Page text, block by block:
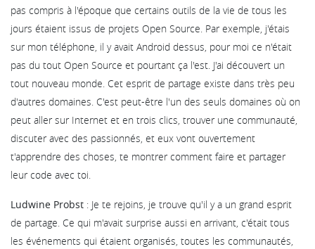
pas compris à l'époque que certains outils de la vie de tous les
jours étaient issus de projets Open Source. Par exemple, j'étais
sur mon téléphone, il y avait Android dessus, pour moi ce n'était
pas du tout Open Source et pourtant ça l'est. J'ai découvert un
tout nouveau monde. Cet esprit de partage existe dans très peu
d'autres domaines. C'est peut-être l'un des seuls domaines où on
peut aller sur Internet et en trois clics, trouver une communauté,
discuter avec des passionnés, et eux vont ouvertement
t'apprendre des choses, te montrer comment faire et partager
leur code avec toi.
Ludwine Probst : Je te rejoins, je trouve qu'il y a un grand esprit
de partage. Ce qui m'avait surprise aussi en arrivant, c'était tous
les événements qui étaient organisés, toutes les communautés,